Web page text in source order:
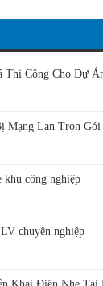
Thi Công Cho Dự
Mạng Lan Trọn Gói
khu công nghiệp
chuyên nghiệp